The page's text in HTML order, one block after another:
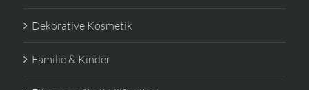
Dekorative Kosmetik
Familie & Kinder